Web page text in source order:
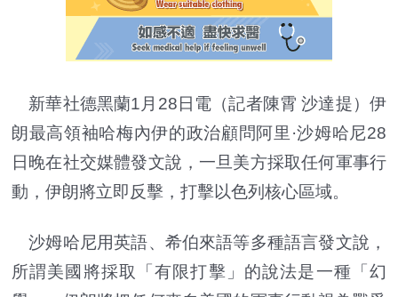
新華社德黑蘭1月28日電（記者陳霄 沙達提）伊
朗最高領袖哈梅內伊的政治顧問阿里·沙姆哈尼28
日晚在社交媒體發文說，一旦美方採取任何軍事行
動，伊朗將立即反擊，打擊以色列核心區域。
沙姆哈尼用英語、希伯來語等多種語言發文說，
所謂美國將採取「有限打擊」的說法是一種「幻